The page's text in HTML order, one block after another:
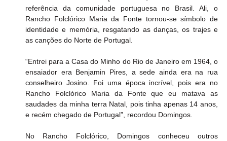
referência da comunidade portuguesa no Brasil. Ali, o
Rancho Folclórico Maria da Fonte tornou-se símbolo de
identidade e memória, resgatando as danças, os trajes e
as canções do Norte de Portugal.
“Entrei para a Casa do Minho do Rio de Janeiro em 1964, o
ensaiador era Benjamin Pires, a sede ainda era na rua
conselheiro Josino. Foi uma época incrível, pois era no
Rancho Folclórico Maria da Fonte que eu matava as
saudades da minha terra Natal, pois tinha apenas 14 anos,
e recém chegado de Portugal”, recordou Domingos.
No Rancho Folclórico, Domingos conheceu outros